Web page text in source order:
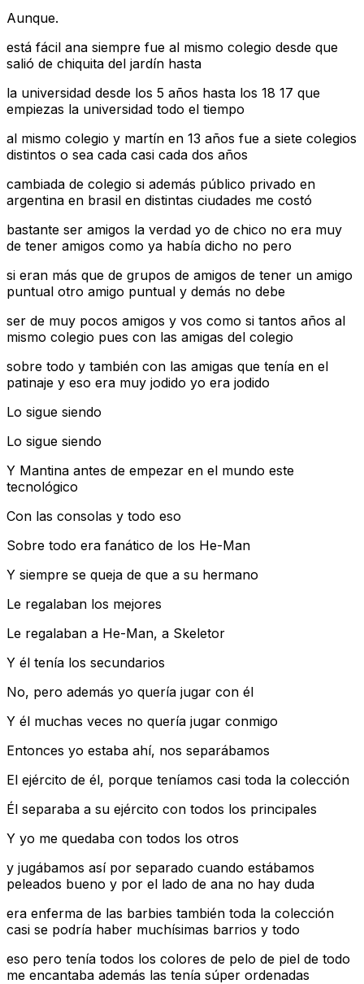
Aunque.
está fácil ana siempre fue al mismo colegio desde que
salió de chiquita del jardín hasta
la universidad desde los 5 años hasta los 18 17 que
empiezas la universidad todo el tiempo
al mismo colegio y martín en 13 años fue a siete colegios
distintos o sea cada casi cada dos años
cambiada de colegio si además público privado en
argentina en brasil en distintas ciudades me costó
bastante ser amigos la verdad yo de chico no era muy
de tener amigos como ya había dicho no pero
si eran más que de grupos de amigos de tener un amigo
puntual otro amigo puntual y demás no debe
ser de muy pocos amigos y vos como si tantos años al
mismo colegio pues con las amigas del colegio
sobre todo y también con las amigas que tenía en el
patinaje y eso era muy jodido yo era jodido
Lo sigue siendo
Lo sigue siendo
Y Mantina antes de empezar en el mundo este
tecnológico
Con las consolas y todo eso
Sobre todo era fanático de los He-Man
Y siempre se queja de que a su hermano
Le regalaban los mejores
Le regalaban a He-Man, a Skeletor
Y él tenía los secundarios
No, pero además yo quería jugar con él
Y él muchas veces no quería jugar conmigo
Entonces yo estaba ahí, nos separábamos
El ejército de él, porque teníamos casi toda la colección
Él separaba a su ejército con todos los principales
Y yo me quedaba con todos los otros
y jugábamos así por separado cuando estábamos
peleados bueno y por el lado de ana no hay duda
era enferma de las barbies también toda la colección
casi se podría haber muchísimas barrios y todo
eso pero tenía todos los colores de pelo de piel de todo
me encantaba además las tenía súper ordenadas